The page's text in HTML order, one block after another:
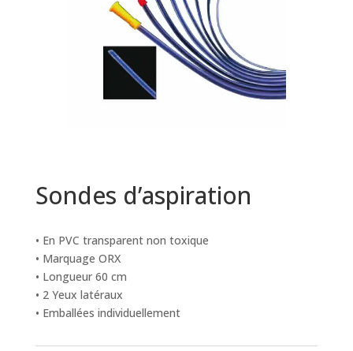
Sondes d’aspiration
• En PVC transparent non toxique
• Marquage ORX
• Longueur 60 cm
• 2 Yeux latéraux
• Emballées individuellement